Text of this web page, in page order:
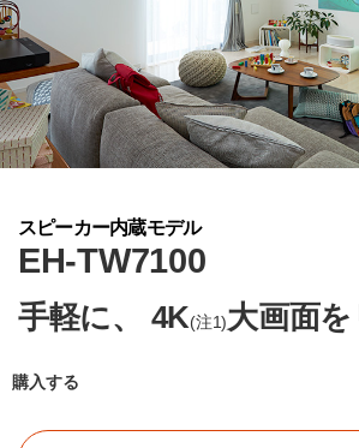
スピーカー内蔵モデル
EH-TW7100
手軽に、 4K(注1)大画面
購入する